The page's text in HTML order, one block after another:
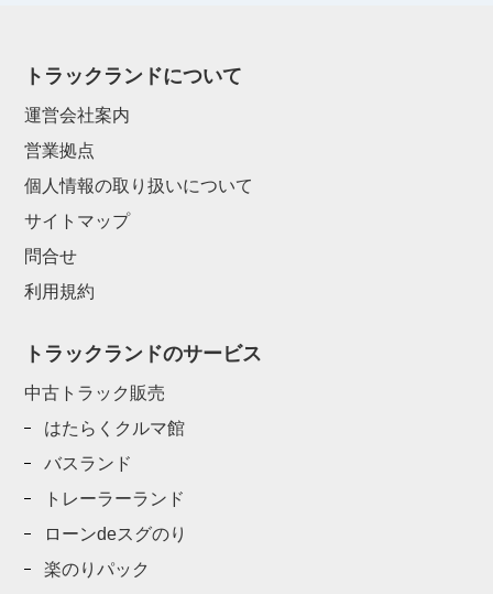
トラックランドについて
運営会社案内
営業拠点
個人情報の取り扱いについて
サイトマップ
問合せ
利用規約
トラックランドのサービス
中古トラック販売
はたらくクルマ館
バスランド
トレーラーランド
ローンdeスグのり
楽のりパック